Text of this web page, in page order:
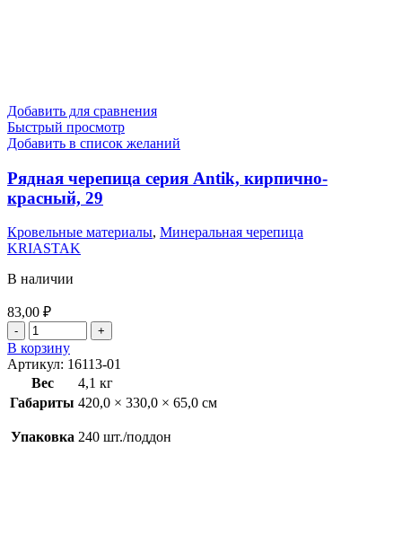
Добавить для сравнения
Быстрый просмотр
Добавить в список желаний
Рядная черепица серия Antik, кирпично-
красный, 29
Кровельные материалы, Минеральная черепица
KRIASTAK
В наличии
83,00 ₽
В корзину
Артикул: 16113-01
Вес
4,1 кг
Габариты 420,0 × 330,0 × 65,0 см
Упаковка 240 шт./поддон